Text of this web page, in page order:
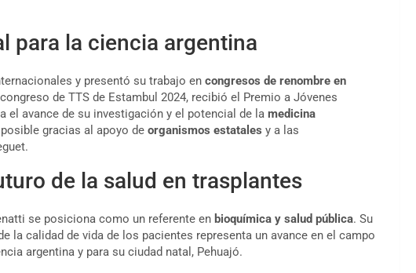
para la ciencia argentina
y presentó su trabajo en congresos de renombre en
de TTS de Estambul 2024, recibió el Premio a Jóvenes
el avance de su investigación y el potencial de la medicina
gracias al apoyo de organismos estatales y a las
de la salud en trasplantes
se posiciona como un referente en bioquímica y salud pública. Su
la calidad de vida de los pacientes representa un avance en el campo
argentina y para su ciudad natal, Pehuajó.